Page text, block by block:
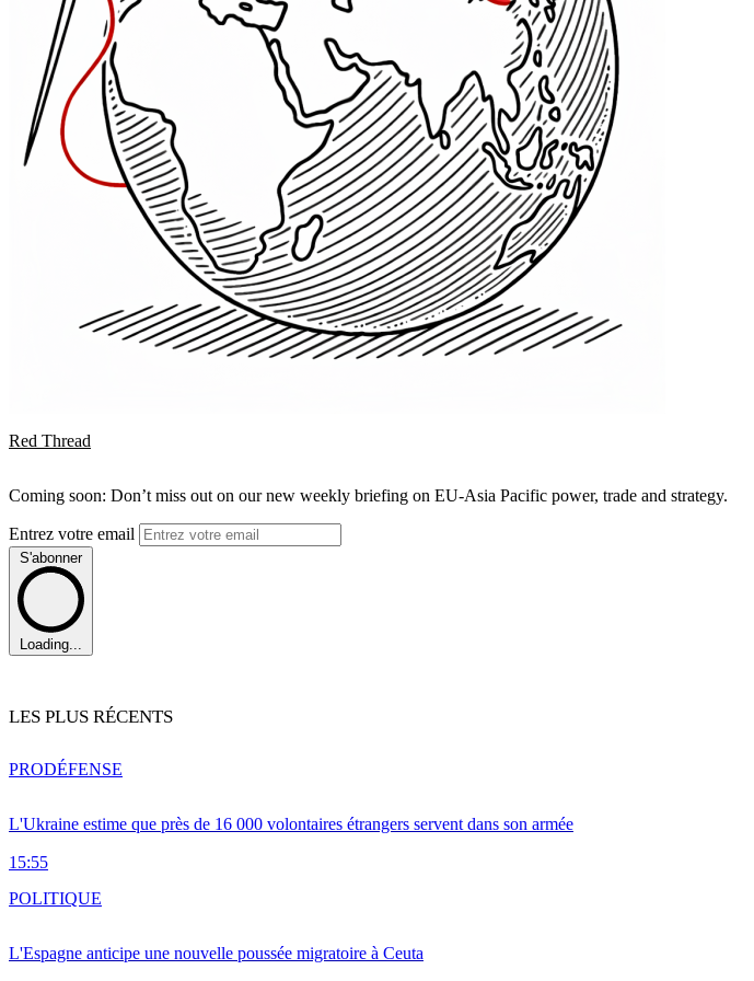
Red Thread
Coming soon: Don’t miss out on our new weekly briefing on EU-Asia Pacific power, trade and strategy.
Entrez votre email
S'abonner
Loading...
LES PLUS RÉCENTS
L'Ukraine estime que près de 16 000 volontaires étrangers servent dans son armée
15:55
PRODÉFENSE
L'Espagne anticipe une nouvelle poussée migratoire à Ceuta
POLITIQUE